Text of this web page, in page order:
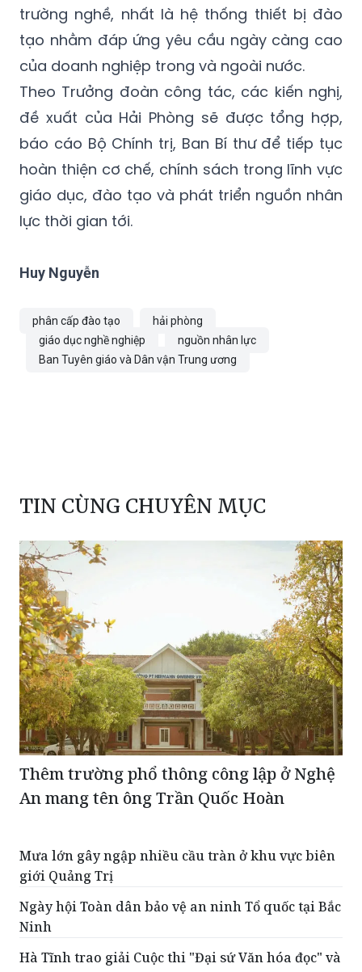
trường nghề, nhất là hệ thống thiết bị đào
tạo nhằm đáp ứng yêu cầu ngày càng cao
của doanh nghiệp trong và ngoài nước.
Theo Trưởng đoàn công tác, các kiến nghị,
đề xuất của Hải Phòng sẽ được tổng hợp,
báo cáo Bộ Chính trị, Ban Bí thư để tiếp tục
hoàn thiện cơ chế, chính sách trong lĩnh vực
giáo dục, đào tạo và phát triển nguồn nhân
lực thời gian tới.
Huy Nguyễn
phân cấp đào tạo
hải phòng
giáo dục nghề nghiệp
nguồn nhân lực
Ban Tuyên giáo và Dân vận Trung ương
TIN CÙNG CHUYÊN MỤC
Thêm trường phổ thông công lập ở Nghệ
An mang tên ông Trần Quốc Hoàn
Mưa lớn gây ngập nhiều cầu tràn ở khu vực biên
giới Quảng Trị
Ngày hội Toàn dân bảo vệ an ninh Tổ quốc tại Bắc
Ninh
Hà Tĩnh trao giải Cuộc thi "Đại sứ Văn hóa đọc" và